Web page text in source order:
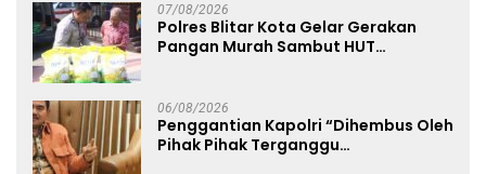
07/08/2026
Polres Blitar Kota Gelar Gerakan
Pangan Murah Sambut HUT
06/08/2026
Penggantian Kapolri “Dihembus Oleh
Pihak Pihak Terganggu